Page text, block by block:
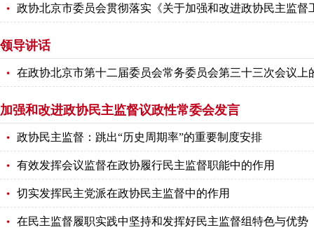
政协北京市委员会贯彻落实《关于加强和改进政协民主监督
领导讲话
在政协北京市第十二届委员会常务委员会第三十三次会议上
加强和改进政协民主监督议政性常委会发言
政协民主监督：跳出“历史周期率”的重要制度安排
有效发挥会议监督在政协履行民主监督职能中的作用
切实发挥民主党派在政协民主监督中的作用
在民主监督履职实践中坚持和发挥好民主监督组特色与优势